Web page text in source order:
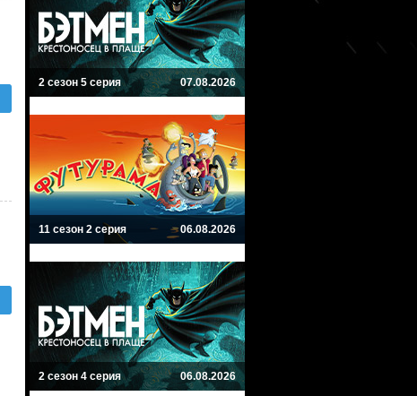
2 сезон 5 серия 07.08.2026
11 сезон 2 серия 06.08.2026
2 сезон 4 серия 06.08.2026